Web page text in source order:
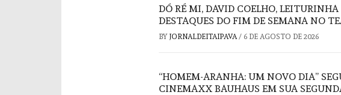
DÓ RÉ MI, DAVID COELHO,
DESTAQUES DO FIM DE SEMANA NO
BY JORNALDEITAIPAVA / 6 DE AGOSTO DE 2026
“HOMEM-ARANHA: UM NOVO DIA”
CINEMAXX BAUHAUS EM SUA